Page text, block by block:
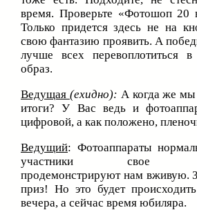
время. Проверьте «Фотошоп 20
Только придется здесь не на
свою фантазию проявить. А
лучше всех перевоплотиться
образ.
Ведущая (ехидно): А когда же
итоги? У Вас ведь и
цифровой, а как положено,
Ведущий: Фотоаппараты
участники свое
продемонстрируют нам вживую.
приз! Но это будет
вечера, а сейчас время юбиляра.